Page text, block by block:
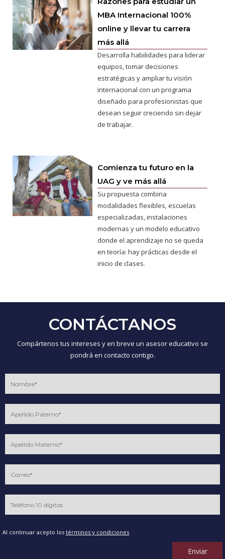
MBA Internacional 100%
online y llevar tu carrera
más allá
Desarrolla habilidades para liderar
equipos, tomar decisiones
estratégicas y ampliar tu visión
internacional con un programa
diseñado para profesionistas que
desean seguir creciendo sin dejar
de trabajar.
Comienza tu futuro en la
UAG y ve más allá
Su propuesta combina
modalidades flexibles, escuelas
especializadas, instalaciones
modernas y un modelo educativo
donde el aprendizaje no se queda
en teoría: hay prácticas desde el
inicio de clases.
CONTÁCTANOS
Compártenos tus intereses y en breve un asesor educativo se
pondrá en contacto contigo.
Al continuar acepto los términos y condiciones
Enviar